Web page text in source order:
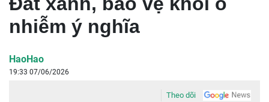
nhiễm ý nghĩa
HaoHao
19:33 07/06/2026
Theo dõi